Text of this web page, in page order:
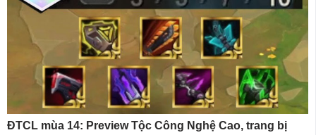
ĐTCL mùa 14: Preview Tộc Công Nghệ Cao, trang bị